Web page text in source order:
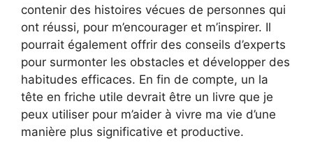
contenir des histoires vécues de personnes qui
ont réussi, pour m’encourager et m’inspirer. Il
pourrait également offrir des conseils d’experts
pour surmonter les obstacles et développer des
habitudes efficaces. En fin de compte, un la
tête en friche utile devrait être un livre que je
peux utiliser pour m’aider à vivre ma vie d’une
manière plus significative et productive.